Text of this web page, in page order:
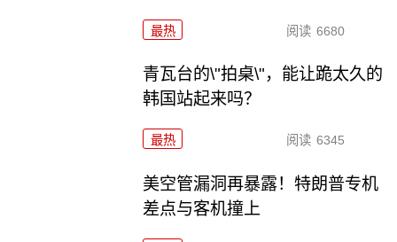
最热 阅读 6680
青瓦台的\"拍桌\"，能让跪太久的
韩国站起来吗？
最热 阅读 6345
美空管漏洞再暴露！特朗普专机
差点与客机撞上